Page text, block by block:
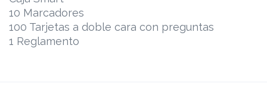
10 Marcadores
100 Tarjetas a doble cara con preguntas
1 Reglamento